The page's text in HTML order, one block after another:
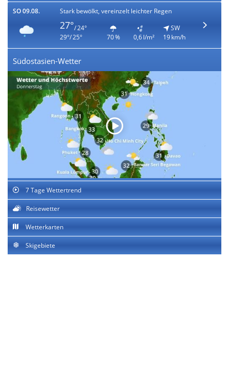
SO 09.08. Stark bewölkt, vereinzelt leichter Regen
27°/ 24°
29°/ 25°
70 % 0,6 l/m²
SW
19 km/h
Südostasien-Wetter
7 Tage Wettertrend
Reisewetter
Wetterkarten
Skigebiete